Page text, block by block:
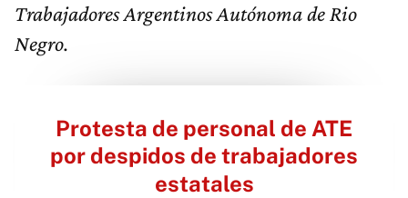
Trabajadores Argentinos Autónoma de Rio
Negro.
Protesta de personal de ATE
por despidos de trabajadores
estatales